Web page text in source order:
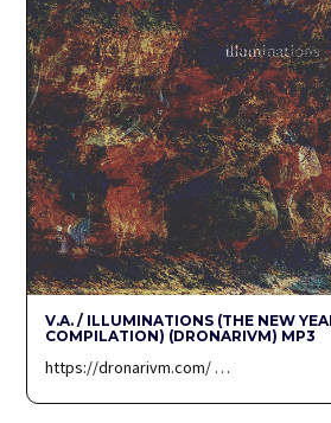
V.A. / ILLUMINATIONS (THE NEW
COMPILATION) (DRONARIVM) MP3
https://dronarivm.com/ …